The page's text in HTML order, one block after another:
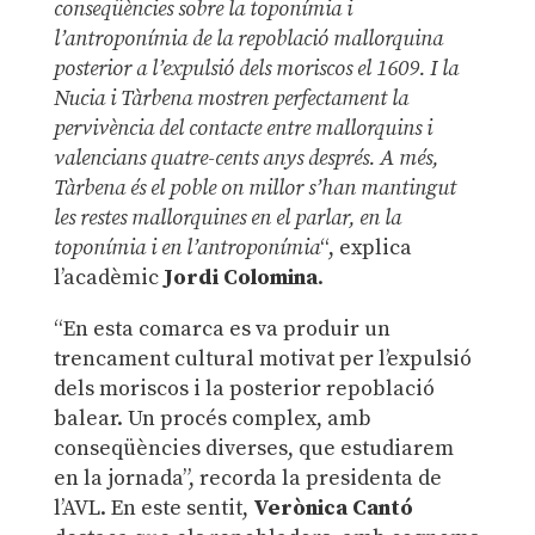
conseqüències sobre la toponímia i
l’antroponímia de la repoblació mallorquina
posterior a l’expulsió dels moriscos el 1609. I la
Nucia i Tàrbena mostren perfectament la
pervivència del contacte entre mallorquins i
valencians quatre-cents anys després. A més,
Tàrbena és el poble on millor s’han mantingut
les restes mallorquines en el parlar, en la
toponímia i en l’antroponímia“, explica
l’acadèmic Jordi Colomina.
“En esta comarca es va produir un
trencament cultural motivat per l’expulsió
dels moriscos i la posterior repoblació
balear. Un procés complex, amb
conseqüències diverses, que estudiarem
en la jornada”, recorda la presidenta de
l’AVL. En este sentit, Verònica Cantó